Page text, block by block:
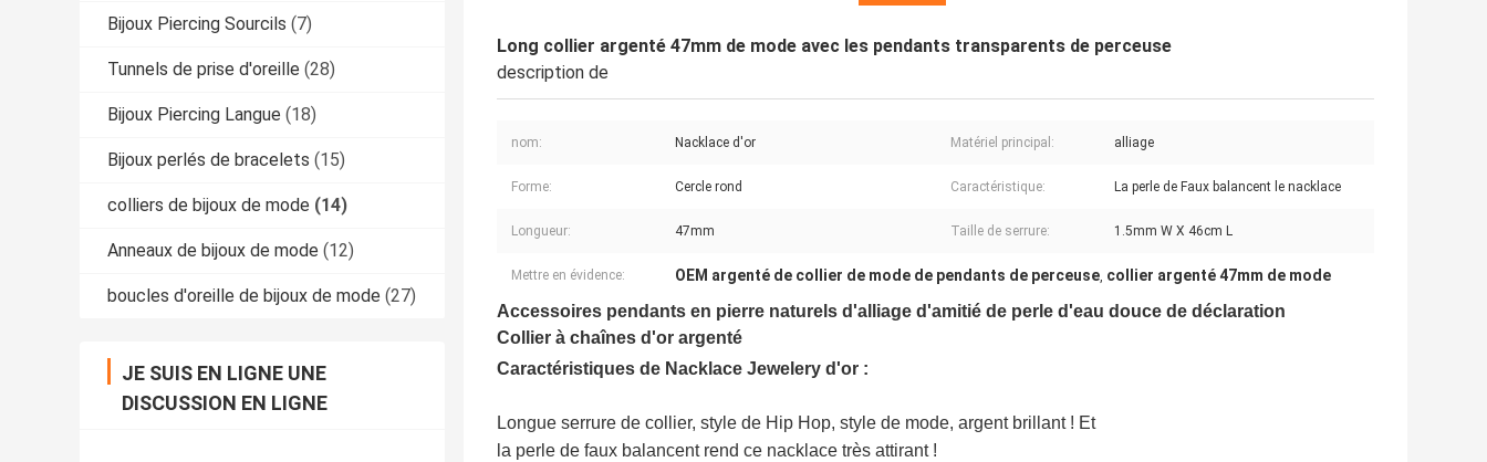
Bijoux Piercing Sourcils (7)
Tunnels de prise d'oreille (28)
Bijoux Piercing Langue (18)
Bijoux perlés de bracelets (15)
colliers de bijoux de mode (14)
Anneaux de bijoux de mode (12)
boucles d'oreille de bijoux de mode (27)
JE SUIS EN LIGNE UNE
DISCUSSION EN LIGNE
Long collier argenté 47mm de mode avec les pendants transparents de perceuse
description de
nom: Nacklace d'or Matériel principal: alliage
Forme: Cercle rond Caractéristique: La perle de Faux balancent le nacklace
Longueur: 47mm Taille de serrure: 1.5mm W X 46cm L
Mettre en évidence: OEM argenté de collier de mode de pendants de perceuse, collier argenté 47mm de mode
Accessoires pendants en pierre naturels d'alliage d'amitié de perle d'eau douce de déclaration
Collier à chaînes d'or argenté
Caractéristiques de Nacklace Jewelery d'or :
Longue serrure de collier, style de Hip Hop, style de mode, argent brillant ! Et
la perle de faux balancent rend ce nacklace très attirant !